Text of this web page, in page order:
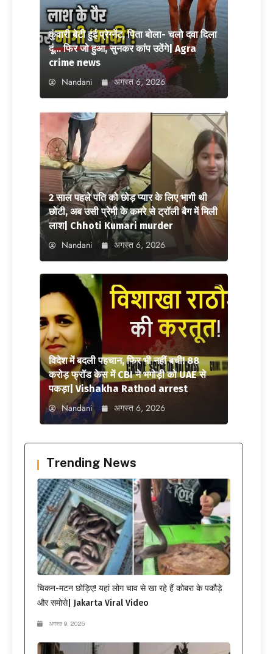
कुंवारी बेटी हुई प्रेग्नेंट, पिता बोला- चलो दवा दिला
दूं… फिर जो हुआ, सुनकर कांप उठेंगे| Agra
crime news
Nandani अगस्त 6, 2026
2 साल पहले पति को छोड़ प्यार के लिए भागी थी
छोटी, अब उसी प्रेमी के कमरे से ट्रॉली बैग में मिली
लाश| Chhoti Kumari murder
Nandani अगस्त 6, 2026
विदेश में बदली पहचान, फिर भी नहीं बची! 88
करोड़ फ्रॉड केस में CBI ने भगोड़ी को UAE से
पकड़ा| Vishakha Rathod arrest
Nandani अगस्त 6, 2026
Trending News
चिकन-मटन छोड़िए! यहां लोग चाव से खा रहे हैं कोबरा के पकौड़े
और समोसे| Jakarta Viral Video
अगस्त 9, 2026